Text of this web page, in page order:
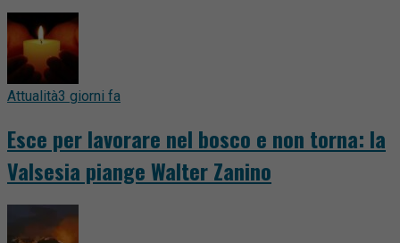
Attualità3 giorni fa
Esce per lavorare nel bosco e non torna: la
Valsesia piange Walter Zanino